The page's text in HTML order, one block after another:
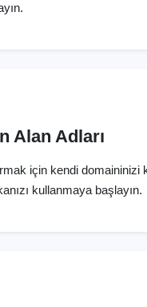
Alan Adları
için kendi domaininizi
kullanmaya başlayın.